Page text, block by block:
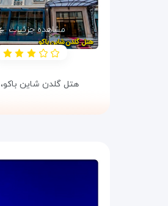
مشاهده جزئیات
هتل گلدن شاین باکو،